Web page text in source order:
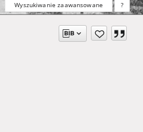
Wyszukiwanie zaawansowane ?